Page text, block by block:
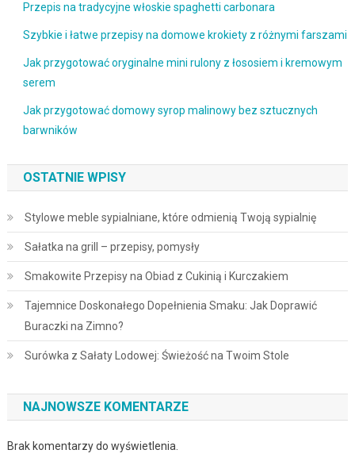
Przepis na tradycyjne włoskie spaghetti carbonara
Szybkie i łatwe przepisy na domowe krokiety z różnymi farszami
Jak przygotować oryginalne mini rulony z łososiem i kremowym
serem
Jak przygotować domowy syrop malinowy bez sztucznych
barwników
OSTATNIE WPISY
Stylowe meble sypialniane, które odmienią Twoją sypialnię
Sałatka na grill – przepisy, pomysły
Smakowite Przepisy na Obiad z Cukinią i Kurczakiem
Tajemnice Doskonałego Dopełnienia Smaku: Jak Doprawić
Buraczki na Zimno?
Surówka z Sałaty Lodowej: Świeżość na Twoim Stole
NAJNOWSZE KOMENTARZE
Brak komentarzy do wyświetlenia.